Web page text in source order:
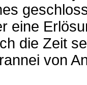
eine
die Zeit
von